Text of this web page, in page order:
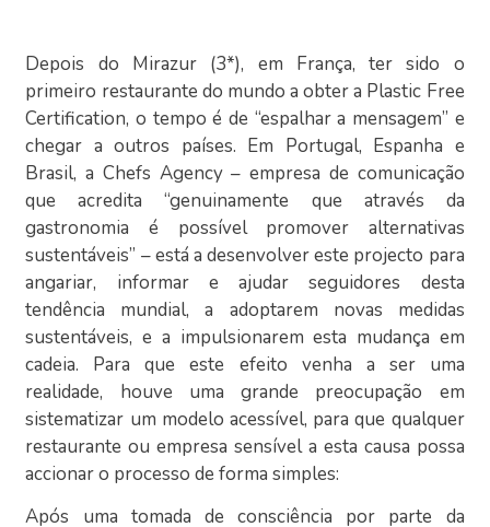
Depois do Mirazur (3*), em França, ter sido o
primeiro restaurante do mundo a obter a Plastic Free
Certification, o tempo é de “espalhar a mensagem” e
chegar a outros países. Em Portugal, Espanha e
Brasil, a Chefs Agency – empresa de comunicação
que acredita “genuinamente que através da
gastronomia é possível promover alternativas
sustentáveis” – está a desenvolver este projecto para
angariar, informar e ajudar seguidores desta
tendência mundial, a adoptarem novas medidas
sustentáveis, e a impulsionarem esta mudança em
cadeia. Para que este efeito venha a ser uma
realidade, houve uma grande preocupação em
sistematizar um modelo acessível, para que qualquer
restaurante ou empresa sensível a esta causa possa
accionar o processo de forma simples:
Após uma tomada de consciência por parte da